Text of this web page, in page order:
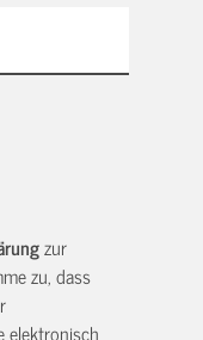
zur
zu, dass
elektronisch